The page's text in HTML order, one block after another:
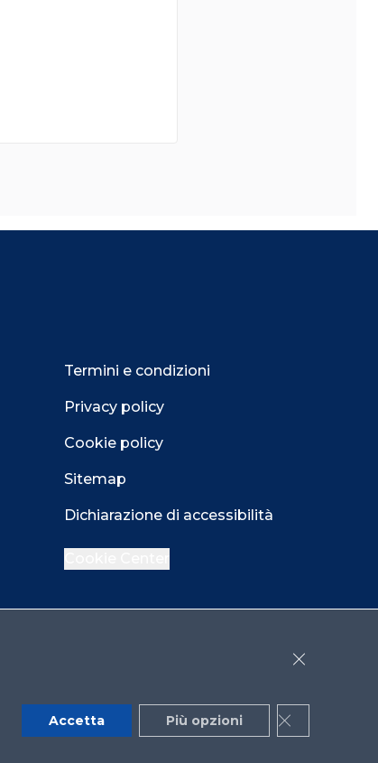
Termini e condizioni
Privacy policy
Cookie policy
Sitemap
Dichiarazione di accessibilità
YouTube X
Close
Accetta Più opzioni